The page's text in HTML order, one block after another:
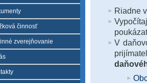
činnosť
zverejňovanie
Riadne
V